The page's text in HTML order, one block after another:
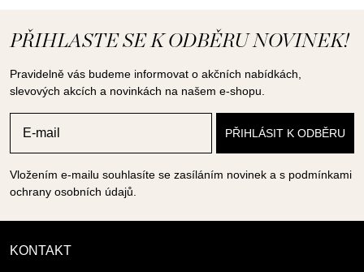
PŘIHLASTE SE K ODBĚRU NOVINEK!
Pravidelně vás budeme informovat o akčních nabídkách,
slevových akcích a novinkách na našem e-shopu.
Vložením e-mailu souhlasíte se zasíláním novinek a s podmínkami
ochrany osobních údajů.
KONTAKT